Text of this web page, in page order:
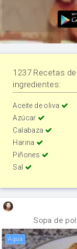
1237 Recetas
ingredientes:
Aceite de oliva
Azúcar
Calabaza
Harina
Piñones
Sal
Sopa de
agua